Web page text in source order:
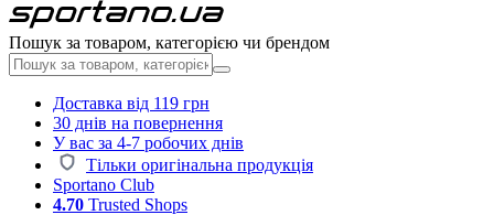
Пошук за товаром, категорією чи брендом
Доставка від 119 грн
30 днів на повернення
У вас за 4-7 робочих днів
Тільки оригінальна продукція
Sportano Club
4.70 Trusted Shops